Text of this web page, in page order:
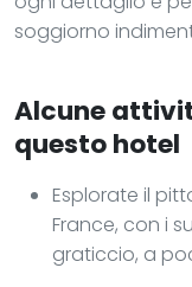
soggiorno
Alcune
questo hotel
Esplorate il
France, con i
graticcio, a